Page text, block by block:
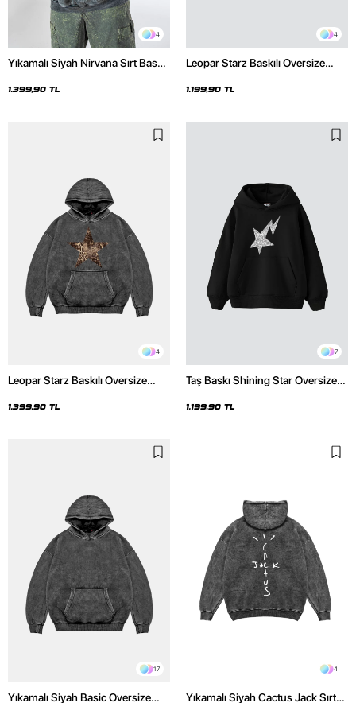
4
Yıkamalı Siyah Nirvana Sırt Baskılı
1.399,90 TL
4
Leopar Starz Baskılı Oversize
1.199,90 TL
4
Leopar Starz Baskılı Oversize
Hoodie
1.399,90 TL
7
Taş Baskı Shining Star Oversize
1.199,90 TL
17
Yıkamalı Siyah Basic Oversize
4
Yıkamalı Siyah Cactus Jack Sırt